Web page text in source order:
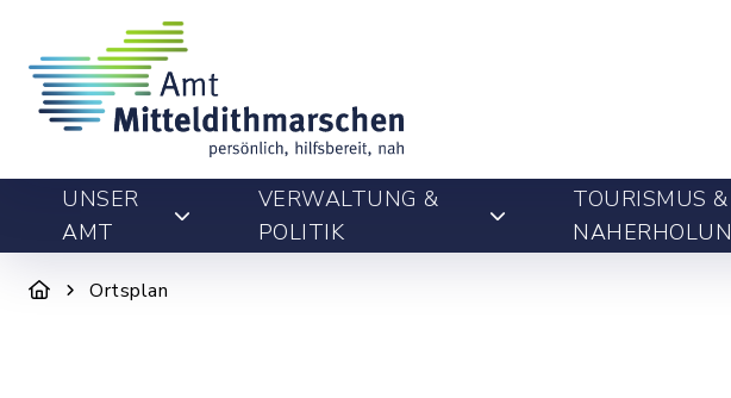
UNSER
AMT
VERWALTUNG &
POLITIK
TOURISMUS &
Ortsplan